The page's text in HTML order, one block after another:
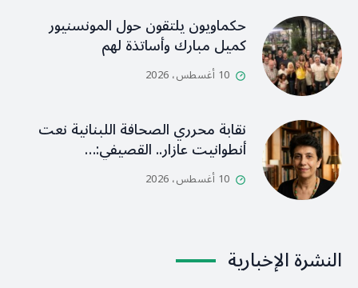
حكماويون يلتقون حول المونسنيور
كميل مبارك وأساتذة لهم
10 أغسطس، 2026
نقابة محرري الصحافة اللبنانية نعت
أنطوانيت عازار.. القصيفي:…
10 أغسطس، 2026
النشرة الإخبارية